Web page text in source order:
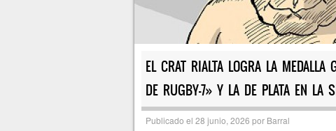
EL CRAT RIALTA LOGRA LA MEDALLA
DE RUGBY-7» Y LA DE PLATA EN LA
Publicado el 28 junio, 2026 por Barral